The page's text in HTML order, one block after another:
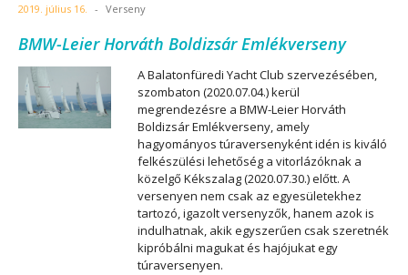
2019. július 16. - Verseny
BMW-Leier Horváth Boldizsár Emlékverseny
A Balatonfüredi Yacht Club szervezésében,
szombaton (2020.07.04.) kerül
megrendezésre a BMW-Leier Horváth
Boldizsár Emlékverseny, amely
hagyományos túraversenyként idén is kiváló
felkészülési lehetőség a vitorlázóknak a
közelgő Kékszalag (2020.07.30.) előtt. A
versenyen nem csak az egyesületekhez
tartozó, igazolt versenyzők, hanem azok is
indulhatnak, akik egyszerűen csak szeretnék
kipróbálni magukat és hajójukat egy
túraversenyen.